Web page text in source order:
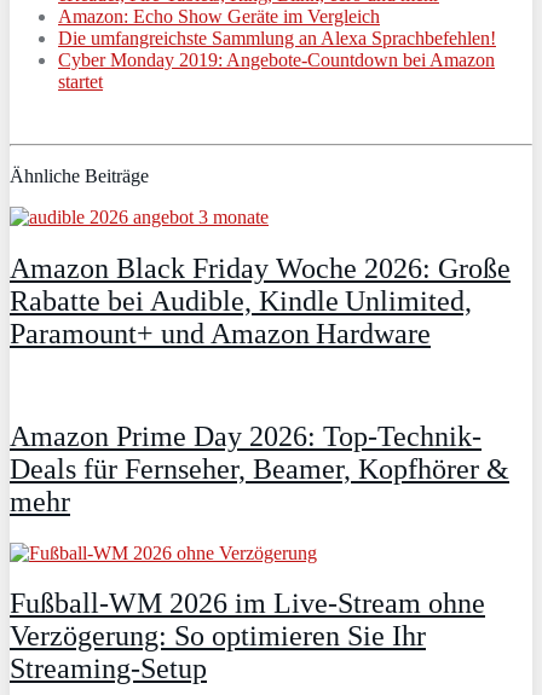
Amazon: Echo Show Geräte im Vergleich
Die umfangreichste Sammlung an Alexa Sprachbefehlen!
Cyber Monday 2019: Angebote-Countdown bei Amazon
startet
Ähnliche Beiträge
Amazon Black Friday Woche 2026: Große
Rabatte bei Audible, Kindle Unlimited,
Paramount+ und Amazon Hardware
Amazon Prime Day 2026: Top-Technik-
Deals für Fernseher, Beamer, Kopfhörer &
mehr
Fußball-WM 2026 im Live-Stream ohne
Verzögerung: So optimieren Sie Ihr
Streaming-Setup